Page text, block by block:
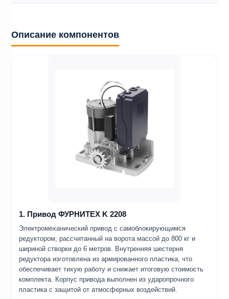
Описание компонентов
1. Привод ФУРНИТЕХ K 2208
Электромеханический привод с самоблокирующимся
редуктором, рассчитанный на ворота массой до 800 кг и
шириной створки до 6 метров. Внутренняя шестерня
редуктора изготовлена из армированного пластика, что
обеспечивает тихую работу и снижает итоговую стоимость
комплекта. Корпус привода выполнен из ударопрочного
пластика с защитой от атмосферных воздействий.